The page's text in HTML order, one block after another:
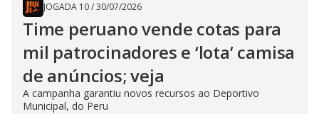
JOGADA 10/30/07/2026
Time peruano vende cotas para
mil patrocinadores e ‘lota’ camisa
de anúncios; veja
A campanha garantiu novos recursos ao Deportivo
Municipal, do Peru